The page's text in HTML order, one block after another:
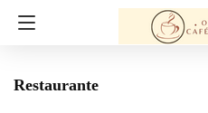
Restaurante